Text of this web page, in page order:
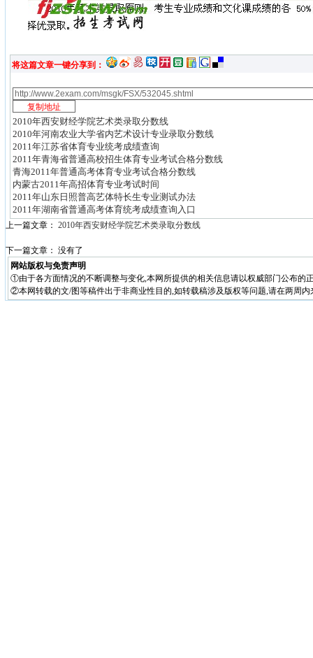
将这篇文章一键分享到：
2010年西安财经学院艺术类录取分数线
2010年河南农业大学省内艺术设计专业录取分数线
2011年江苏省体育专业统考成绩查询
2011年青海省普通高校招生体育专业考试合格分数线
青海2011年普通高考体育专业考试合格分数线
内蒙古2011年高招体育专业考试时间
2011年山东日照普高艺体特长生专业测试办法
2011年湖南省普通高考体育统考成绩查询入口
上一篇文章： 2010年西安财经学院艺术类录取分数线
下一篇文章： 没有了
网站版权与免责声明
①由于各方面情况的不断调整与变化,本网所提供的相关信息请以权威部门公布的
②本网转载的文/图等稿件出于非商业性目的,如转载稿涉及版权等问题,请在两周内